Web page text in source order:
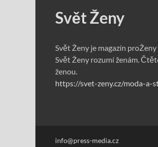
Svět Ženy
Svět Ženy je magazín
Svět Ženy rozumí ženám.
ženou.
https://svet-zeny.cz/moda-a-
info@press-media.cz